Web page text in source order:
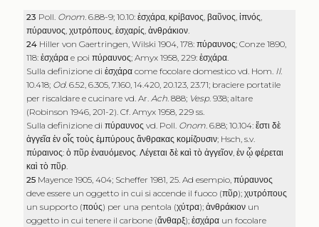
23 Poll. Onom.6.88-9; 10.10:ἐσχάρα ,κρίβανος ,βαῦνος ,ἰπνός
πύραυνος ,χυτρόπους ,ἐσχαρίς ,ἀνθράκιον
24 Hiller von Gaertringen, Wilski 1904, 178:πύραυνος; Conze 1890,
118:ἐσχάρα e poiπύραυνος; Amyx 1958, 229:ἐσχάρα
Sulla definizione diἐσχάρα come focolare domestico vd. Hom. Il.
10.418; Od. 6.52, 6.305, 7.160, 14.420, 20.123, 23.71; braciere portatile
per riscaldare e cucinare vd. Ar. Ach . 888; Vesp. 938; altare
(Robinson 1946, 201-2). Cf. Amyx 1958, 229 ss.
Sulla definizione diπύραυνος vd. Poll. Onom. 6.88; 10.104:ἔστι δὲ
ἀγγεῖα ἐν οἷς τοὺς ἐμπύρους ἄνθρακας κομίζουσιν; Hsch, s.v.
πύραινος:ὁ πῦρ ἐναυόμενος .Λέγεται δὲ καὶ τὸ ἀγγεῖον ,ἐν ᾧ φέρεται
καὶ τὸ πῦρ
25 Mayence 1905, 404; Scheffer 1981, 25. Ad esempio,πύραυνος
deve essere un oggetto in cui si accende il fuoco (πῦρ);χυτρόπους
un supporto (πούς) per una pentola (χύτρα);ἀνθράκιον un
oggetto in cui tenere il carbone (ἄνθαρξ);ἐσχάρα un focolare